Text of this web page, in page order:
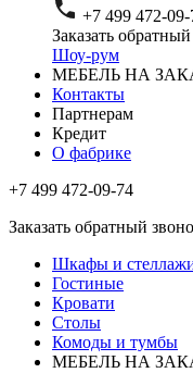
+7 499 472-09-
Заказать
Шоу-рум
МЕБЕЛЬ НА
Контакты
Партнерам
Кредит
О фабрике
+7 499 472-09-74
Заказать обратный
Шкафы и
Гостиные
Кровати
Столы
Комоды и тумбы
МЕБЕЛЬ НА